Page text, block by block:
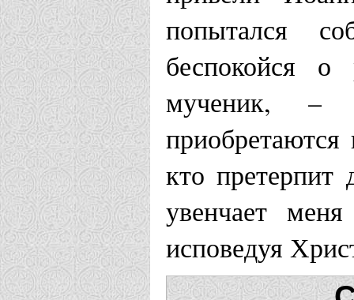
попытался
беспокойся
мученик, –
приобретаются
кто претерпит
увенчает
исповедуя